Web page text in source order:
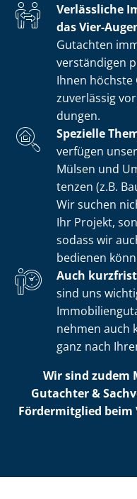
Verlässliche
das Vier-
Gutachten
ver­stän­di­gen
Ihnen höchste
zuverlässig
dun­gen.
Spezielle
verfügen
Mülsen und
ten­zen (z.B.
Wir suchen
Ihr Projekt,
sodass wir
bedienen
Auch
sind uns
nehmen auch
ganz nach
Wir sind zudem
Gutachter &
Fördermitglied beim